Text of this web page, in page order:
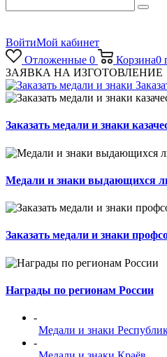
ВойтиМой кабинет
Отложенные 0 Корзина0
ЗАЯВКА НА ИЗГОТОВЛЕНИЕ
Заказать медали и знаки
Медали и знаки выдающихся
Заказать медали и знаки
Награды по регионам России
-
Медали и знаки
-